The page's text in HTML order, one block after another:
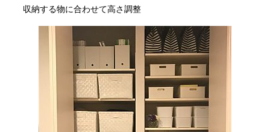
収納する物に合わせて高さ調整